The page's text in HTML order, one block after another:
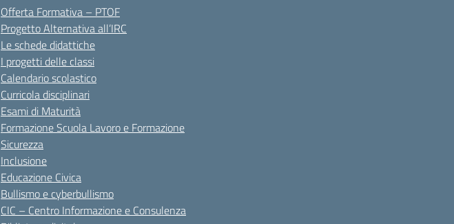
Offerta Formativa – PTOF
Progetto Alternativa all’IRC
Le schede didattiche
I progetti delle classi
Calendario scolastico
Curricola disciplinari
Esami di Maturità
Formazione Scuola Lavoro e Formazione
Sicurezza
Inclusione
Educazione Civica
Bullismo e cyberbullismo
CIC – Centro Informazione e Consulenza